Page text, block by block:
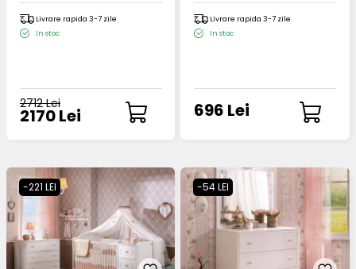
Livrare rapida 3-7 zile
In stoc
2712 Lei
2170 Lei
Livrare rapida 3-7 zile
In stoc
696 Lei
-221 LEI -54 LEI